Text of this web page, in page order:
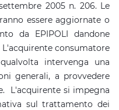
2005 n. 206. Le
essere aggiornate o
da EPIPOLI dandone
consumatore
intervenga una
generali, a provvedere
L'acquirente si impegna
sul trattamento dei